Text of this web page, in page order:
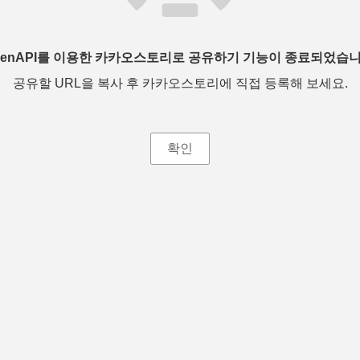
를 이용한 카카오스토리로 공유하기 기능이 종료되었습
공유할 URL을 복사 후 카카오스토리에 직접 등록해 보세요.
확인